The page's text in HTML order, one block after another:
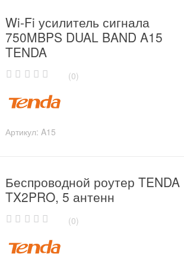
Wi-Fi усилитель сигнала
750MBPS DUAL BAND A15
TENDA
o
u
f
(0)
Артикул: A15
Беспроводной роутер TENDA
TX2PRO, 5 антенн
o
u
(0)